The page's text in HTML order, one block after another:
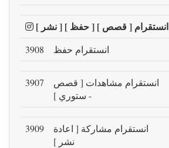
انستقرام [ قصص ] [ حفظ ] [ نشر ]
3908 انستقرام حفظ
3907
انستقرام مشاهدات [ قصص
- ستوري ]
3909
انستقرام مشاركة [ اعادة
نشر ]